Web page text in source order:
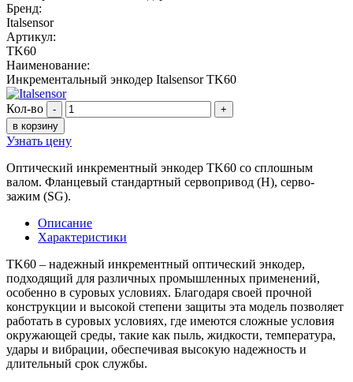
Бренд:
Italsensor
Артикул:
TK60
Наименование:
Инкрементальный энкодер Italsensor TK60
Кол-во -
+
в корзину
Узнать цену
Оптический инкрементный энкодер TK60 со сплошным
валом. Фланцевый стандартный сервопривод (H), серво-
зажим (SG).
Описание
Характеристики
TK60 – надежный инкрементный оптический энкодер,
подходящий для различных промышленных применений,
особенно в суровых условиях. Благодаря своей прочной
конструкции и высокой степени защиты эта модель позволяет
работать в суровых условиях, где имеются сложные условия
окружающей среды, такие как пыль, жидкости, температура,
удары и вибрации, обеспечивая высокую надежность и
длительный срок службы.